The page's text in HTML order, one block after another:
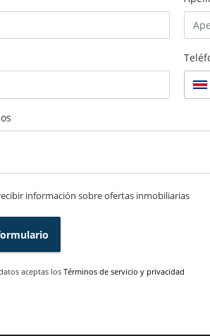
información sobre ofertas inmobiliarias
aceptas losTérminos de servicio y privacidad